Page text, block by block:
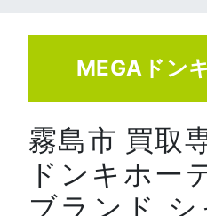
MEGAドン
霧島市 買取
ドンキホー
ブランド シ